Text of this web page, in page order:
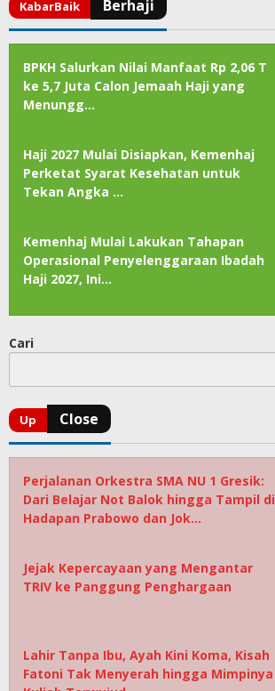
BPKH Salurkan Nilai Manfaat Rp 2,06 T
ke 5,7 Juta Calon Jemaah Haji yang
Menungg…
Haji 2027 Mulai Disiapkan, Kemenhaj
Perketat Syarat Kesehatan untuk
Tekan Angka …
Kemenhaj Mulai Lakukan Tahapan
Operasional Penyelenggaraan Ibadah
Haji 2027, Ini…
Cari
Perjalanan Orkestra SMA NU 1 Gresik:
Dari Belajar Not Balok hingga Tampil di
Hadapan Prabowo dan Jok…
Jejak Kepercayaan yang Mengantar
TRIV ke Panggung Penghargaan
Lahir Tanpa Ibu, Ayah Kini Koma, Kisah
Fatoni Tak Menyerah hingga Mimpinya